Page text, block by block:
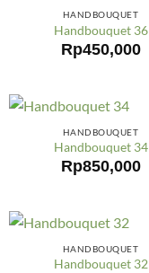
HANDBOUQUET
Handbouquet 36
Rp450,000
HANDBOUQUET
Handbouquet 34
Rp850,000
HANDBOUQUET
Handbouquet 32